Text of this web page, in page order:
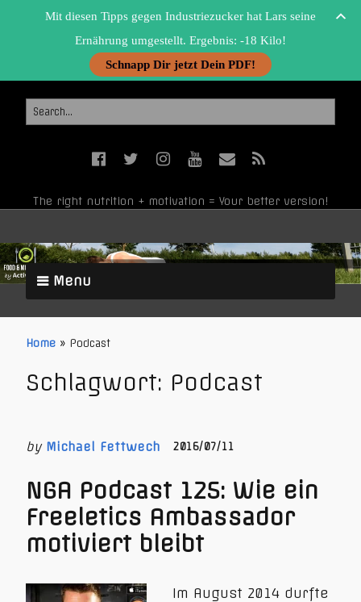
The right nutrition + motivation = Your better version!
Menu
Home » Podcast
Schlagwort: Podcast
by Michael Fettwech 2016/07/11
NGA Podcast 125: Wie ein
Freeletics Ambassador
motiviert bleibt
Im August 2014 durfte
Mit diesen Tipps gegen Industriezucker hat Lars seine
Ernährung umgestellt. Ergebnis: -18 Kilo!
Schnapp Dir jetzt Dein PDF!